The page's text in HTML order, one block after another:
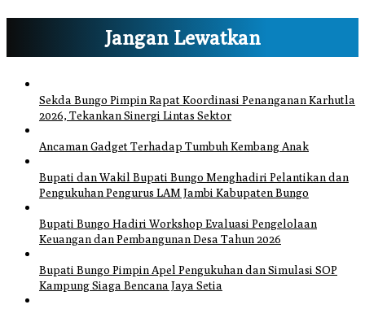
Jangan Lewatkan
Sekda Bungo Pimpin Rapat Koordinasi Penanganan Karhutla
2026, Tekankan Sinergi Lintas Sektor
Ancaman Gadget Terhadap Tumbuh Kembang Anak
Bupati dan Wakil Bupati Bungo Menghadiri Pelantikan dan
Pengukuhan Pengurus LAM Jambi Kabupaten Bungo
Bupati Bungo Hadiri Workshop Evaluasi Pengelolaan
Keuangan dan Pembangunan Desa Tahun 2026
Bupati Bungo Pimpin Apel Pengukuhan dan Simulasi SOP
Kampung Siaga Bencana Jaya Setia